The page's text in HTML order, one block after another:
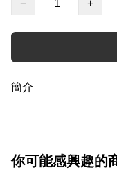
−
+
簡介
你可能感興趣的